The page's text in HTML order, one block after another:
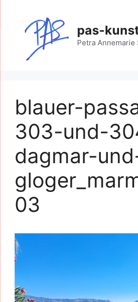
springen
pas-
Petra
blauer-
303-und-
dagmar-
03